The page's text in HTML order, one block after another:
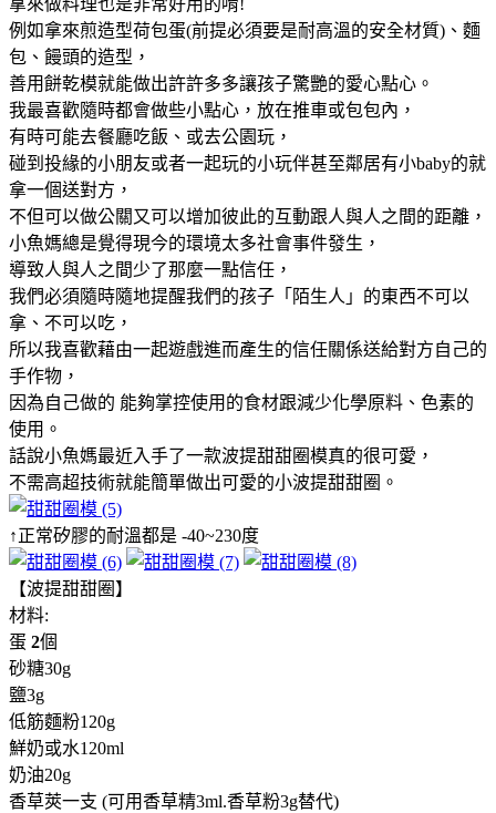
例如拿來煎造型荷包蛋(前提必須要是耐高溫的安全材質)、麵
包、饅頭的造型，
善用餅乾模就能做出許許多多讓孩子驚艷的愛心點心。
我最喜歡隨時都會做些小點心，放在推車或包包內，
有時可能去餐廳吃飯、或去公園玩，
碰到投緣的小朋友或者一起玩的小玩伴甚至鄰居有小baby的就
拿一個送對方，
不但可以做公關又可以增加彼此的互動跟人與人之間的距離，
小魚媽總是覺得現今的環境太多社會事件發生，
導致人與人之間少了那麼一點信任，
我們必須隨時隨地提醒我們的孩子「陌生人」的東西不可以
拿、不可以吃，
所以我喜歡藉由一起遊戲進而產生的信任關係送給對方自己的
手作物，
因為自己做的 能夠掌控使用的食材跟減少化學原料、色素的
使用。
話說小魚媽最近入手了一款波提甜甜圈模真的很可愛，
不需高超技術就能簡單做出可愛的小波提甜甜圈。
↑正常矽膠的耐溫都是 -40~230度
【波提甜甜圈】
材料:
蛋 2個
砂糖30g
鹽3g
低筋麵粉120g
鮮奶或水120ml
奶油20g
香草莢一支 (可用香草精3ml.香草粉3g替代)